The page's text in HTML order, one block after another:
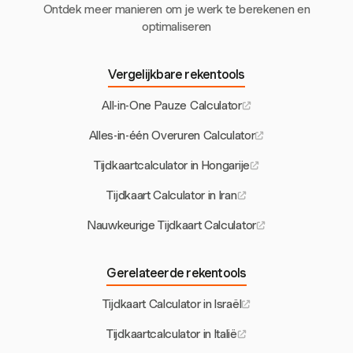
Ontdek meer manieren om je werk te berekenen en
optimaliseren
Vergelijkbare rekentools
All-in-One Pauze Calculator
Alles-in-één Overuren Calculator
Tijdkaartcalculator in Hongarije
Tijdkaart Calculator in Iran
Nauwkeurige Tijdkaart Calculator
Gerelateerde rekentools
Tijdkaart Calculator in Israël
Tijdkaartcalculator in Italië